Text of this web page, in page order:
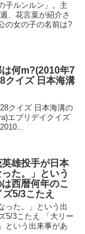
子ルンルン」。主
、花言葉が紹介さ
の女の子の名前は?
は何m?(2010年7
クイズ 日本海溝
クイズ 日本海溝の
エブリデイクイズ
英雄投手が日本
た。」という
西暦何年のこ
5/3こたえ
った。」という出
5/3こたえ 「大リー
という出来事があ